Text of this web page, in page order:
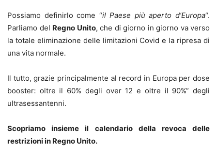
Possiamo definirlo come “il Paese più aperto d’Europa“.
Parliamo del Regno Unito, che di giorno in giorno va verso
la totale eliminazione delle limitazioni Covid e la ripresa di
una vita normale.
Il tutto, grazie principalmente al record in Europa per dose
booster: oltre il 60% degli over 12 e oltre il 90%” degli
ultrasessantenni.
Scopriamo insieme il calendario della revoca delle
restrizioni in Regno Unito.